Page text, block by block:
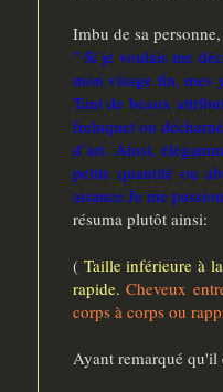
Imbu de sa
" Si je voulais me
mon visage fin, mes
Tant de beaux
freluquet ou
d’art. Ainsi,
petite quantité ou
aisance.Je me
résuma plutôt ainsi:
( Taille inférieure à
rapide. Cheveux
corps à corps ou
Ayant remarqué qu'il